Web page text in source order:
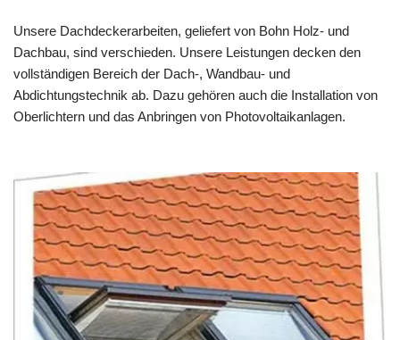
Unsere Dachdeckerarbeiten, geliefert von Bohn Holz- und
Dachbau, sind verschieden. Unsere Leistungen decken den
vollständigen Bereich der Dach-, Wandbau- und
Abdichtungstechnik ab. Dazu gehören auch die Installation von
Oberlichtern und das Anbringen von Photovoltaikanlagen.